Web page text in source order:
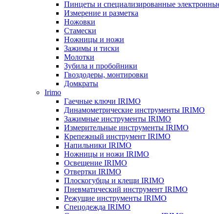
Пинцеты и специализированные
Измерение и разметка
Ножовки
Стамески
Ножницы и ножи
Зажимы и тиски
Молотки
Зубила и пробойники
Гвоздодеры, монтировки
Домкраты
Irimo
Гаечные ключи IRIMO
Динамометрические инструменты IRIMO
Зажимные инструменты IRIMO
Измерительные инструменты IRIMO
Крепежный инструмент IRIMO
Напильники IRIMO
Ножницы и ножи IRIMO
Освещение IRIMO
Отвертки IRIMO
Плоскогубцы и клещи IRIMO
Пневматический инструмент IRIMO
Режущие инструменты IRIMO
Спецодежда IRIMO